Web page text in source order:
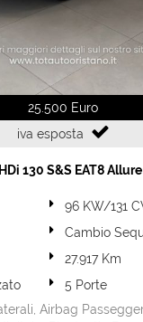
25.500 Euro
iva esposta
130 S&S EAT8
96 KW/131
Cambio
27.917 Km
5 Porte
Airbag